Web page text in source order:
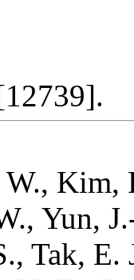
Kim,
Yun,
Tak,